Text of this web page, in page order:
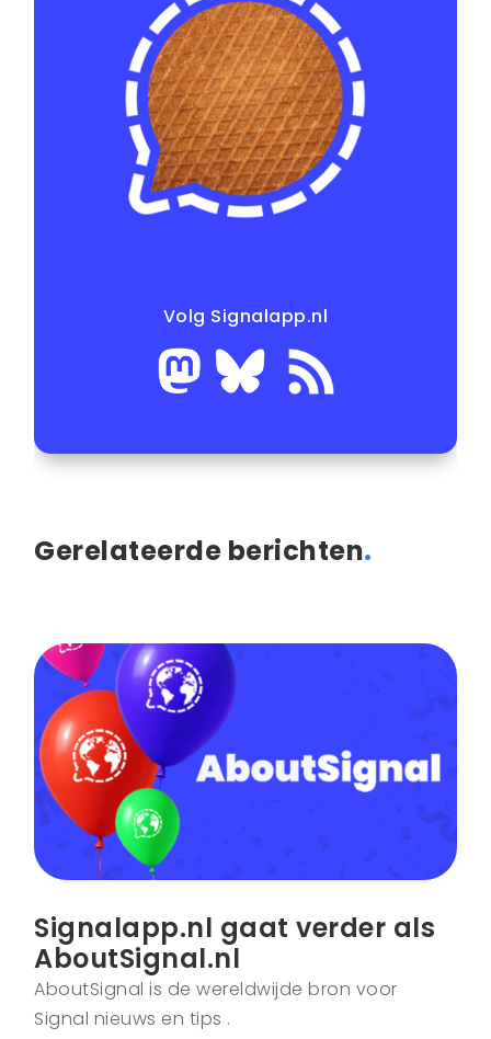
Volg Signalapp.nl
Gerelateerde berichten.
Signalapp.nl gaat verder als
AboutSignal.nl
AboutSignal is de wereldwijde bron voor
Signal nieuws en tips .